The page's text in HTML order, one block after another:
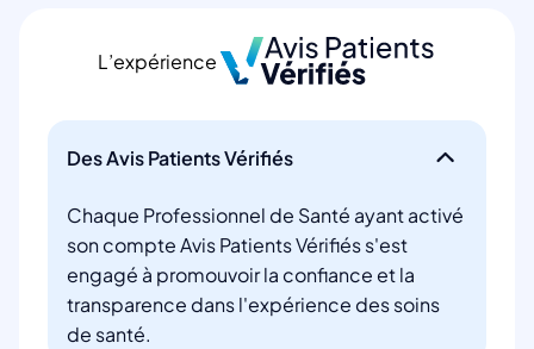
L’expérience
Des Avis Patients Vérifiés
Chaque Professionnel de Santé ayant activé
son compte Avis Patients Vérifiés s'est
engagé à promouvoir la confiance et la
transparence dans l'expérience des soins
de santé.